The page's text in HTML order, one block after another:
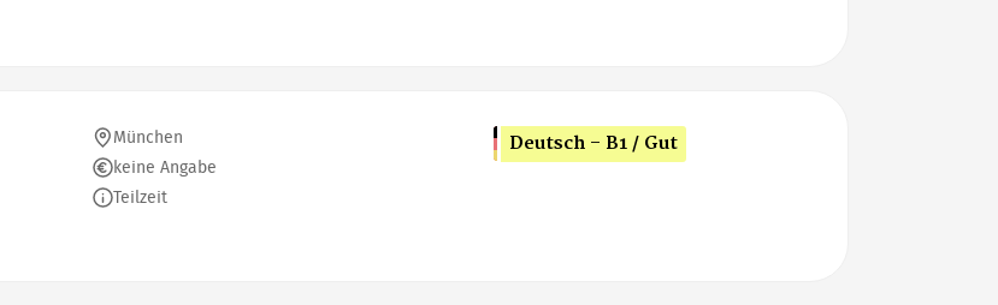
München
keine Angabe
Teilzeit
Deutsch - B1 / Gut